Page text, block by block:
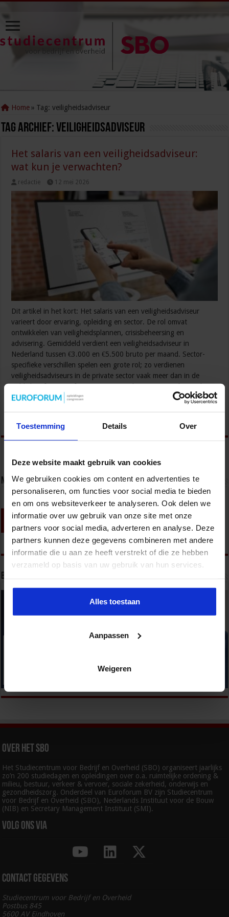
Toestemming Details Over
Deze website maakt gebruik van cookies
We gebruiken cookies om content en advertenties te
personaliseren, om functies voor social media te bieden
en om ons websiteverkeer te analyseren. Ook delen we
informatie over uw gebruik van onze site met onze
partners voor social media, adverteren en analyse. Deze
partners kunnen deze gegevens combineren met andere
informatie die u aan ze heeft verstrekt of die ze hebben
verzameld op basis van uw gebruik van hun services.
Alles toestaan
Aanpassen
Weigeren
Home » Tag:veiligheidsadviseur
Tag Archief: veiligheidsadviseur
Het salaris van een veiligheidsadviseur:
wat kun je verwachten?
redactie 12 mei 2026
Dit artikel in het kort: Het salaris van een veiligheidsadviseur
varieert door ervaring, opleiding en sector. De rol omvat
ontwikkelen van veiligheidsplannen, crisisbeheersing en
advisering. Gemiddeld verdient een veiligheidsadviseur in
Nederland tussen €3.000 en €5.500 bruto per maand. Sector-
specifieke verschillen spelen een grote rol; zo verdienen
veiligheidsadviseurs in de private sector vaak meer dan in de
publieke of non-profit sector. Continu leren en specialiseren kan
carrièremogelijkheden en salaris positief beïnvloeden.
Nieuwsbrief
Bekijk onze opleidingen
Over het SBO
Het Studiecentrum voor Bedrijf en Overheid (SBO) organiseert jaarlijks
zo’n 200 studiedagen en opleidingen over o.a. ruimtelijke ordening &
milieu, bestuur, verkeer & vervoer, sociale zekerheid, onderwijs en
gezondheidszorg. Onderdeel van Euroforum BV zijn Studiecentrum
voor Bedrijf en Overheid (SBO), Nederlands Instituut voor de Bouw
(NIB) en Secretary Management Instituut (SMI).
Volg ons via
Contact gegevens
Studiecentrum voor Bedrijf en Overheid
Postbus 845
5600 AV Eindhoven